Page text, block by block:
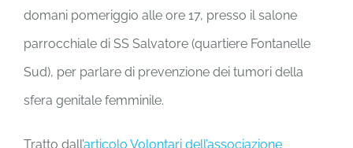
domani pomeriggio alle ore 17, presso il salone
parrocchiale di SS Salvatore (quartiere Fontanelle
Sud), per parlare di prevenzione dei tumori della
sfera genitale femminile.
Tratto dall’articolo Volontari dell’associazione